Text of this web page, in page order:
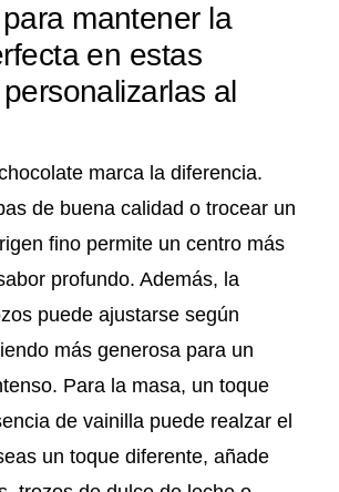
mantener la
en estas
al
marca la diferencia.
de buena calidad o trocear un
fino permite un centro más
profundo. Además, la
puede ajustarse según
más generosa para un
Para la masa, un toque
de vainilla puede realzar el
un toque diferente, añade